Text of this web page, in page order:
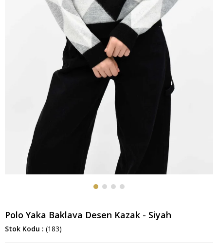
Polo Yaka Baklava Desen Kazak - Siyah
Stok Kodu (183)